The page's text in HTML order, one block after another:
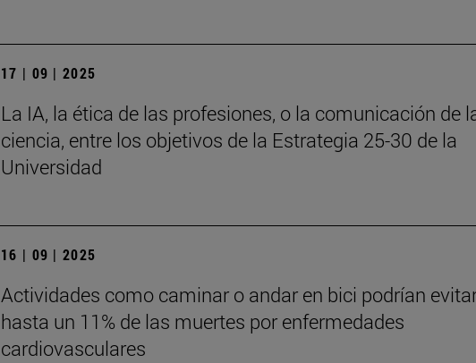
17 | 09 | 2025
La IA, la ética de las profesiones, o la comunicación de
ciencia, entre los objetivos de la Estrategia 25-30 de la
Universidad
16 | 09 | 2025
Actividades como caminar o andar en bici podrían
hasta un 11% de las muertes por enfermedades
cardiovasculares